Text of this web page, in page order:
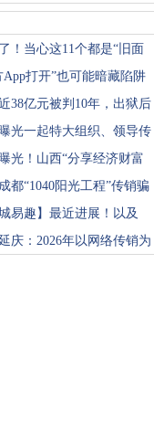
！当心这11个都是“旧面
App打开”也可能暗藏陷阱
38亿元被判10年，出狱后
光一起特大组织、领导传
光！山西“分享经济财富
都“1040阳光工程”传销骗
城易趣】最近进展！以及
庆：2026年以网络传销为